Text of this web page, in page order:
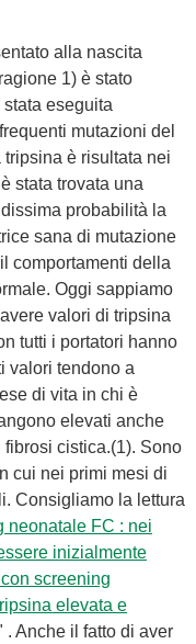
alla nascita
1) è stato
eseguita
mutazioni del
è risultata nei
stata trovata una
probabilità la
sana di mutazione
comportamenti della
Oggi sappiamo
valori di tripsina
tutti i portatori hanno
valori tendono a
di vita in chi è
elevati anche
cistica.(1). Sono
cui nei primi mesi di
Consigliamo la lettura
neonatale FC : nei
inizialmente
screening
elevata e
. Anche il fatto di aver